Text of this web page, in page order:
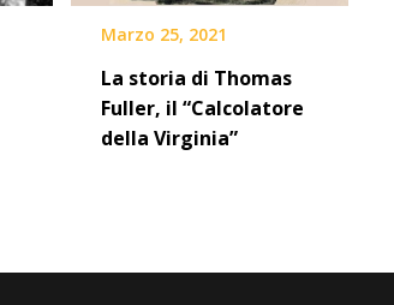
Marzo 25, 2021
La storia di Thomas
Fuller, il “Calcolatore
della Virginia”